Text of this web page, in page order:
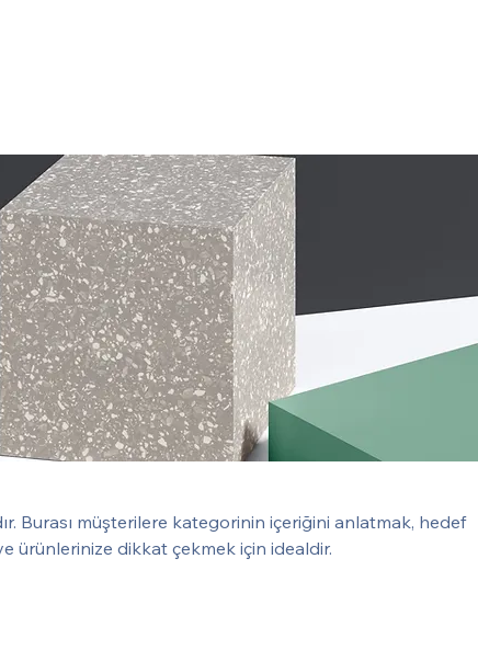
Burası müşterilere kategorinin içeriğini anlatmak, hedef
ürünlerinize dikkat çekmek için idealdir.